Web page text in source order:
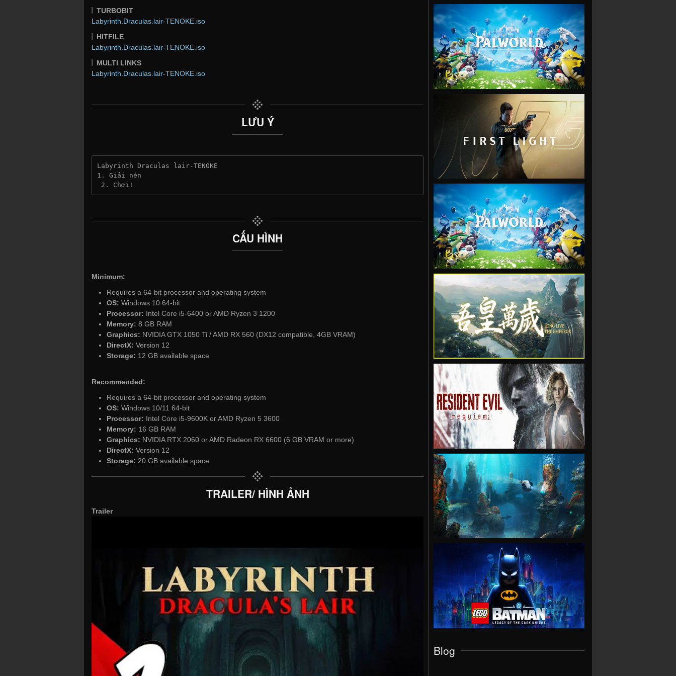
TURBOBIT
Labyrinth.Draculas.lair-TENOKE.iso
HITFILE
Labyrinth.Draculas.lair-TENOKE.iso
MULTI LINKS
Labyrinth.Draculas.lair-TENOKE.iso
LƯU Ý
Labyrinth Draculas lair-TENOKE
1. Giải nén
2. Chơi!
CẤU HÌNH
Minimum:
Requires a 64-bit processor and operating system
OS: Windows 10 64-bit
Processor: Intel Core i5-6400 or AMD Ryzen 3 1200
Memory: 8 GB RAM
Graphics: NVIDIA GTX 1050 Ti / AMD RX 560 (DX12 compatible, 4GB VRAM)
DirectX: Version 12
Storage: 12 GB available space
Recommended:
Requires a 64-bit processor and operating system
OS: Windows 10/11 64-bit
Processor: Intel Core i5-9600K or AMD Ryzen 5 3600
Memory: 16 GB RAM
Graphics: NVIDIA RTX 2060 or AMD Radeon RX 6600 (6 GB VRAM or more)
DirectX: Version 12
Storage: 20 GB available space
TRAILER/ HÌNH ẢNH
Trailer
VIEW
VIEW
VIEW
VIEW
VIEW
VIEW
VIEW
Blog